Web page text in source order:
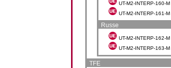
UT-M2-INTERP-160-M
UT-M2-INTERP-161-M
Russe
UT-M2-INTERP-162-M
UT-M2-INTERP-163-M
TFE